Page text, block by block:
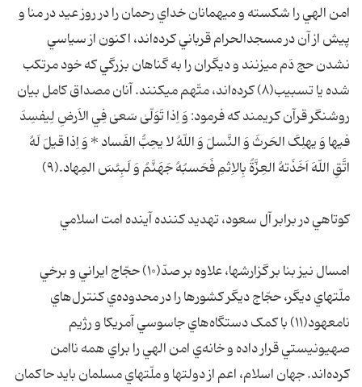
امن الهي را شکسته و ميهمانان خداي رحمان را در روز عيد در منا و
پيش از آن در مسجدالحرام قرباني کرده‌اند، اکنون از سياسي
نشدن حج دَم ميزنند و ديگران را به گناهان بزرگي که خود مرتکب
شده يا تسبيب(۸) کرده‌اند، متّهم ميکنند. آنان مصداق کامل بيان
روشنگر قرآن کريمند که فرمود: وَ اِذا تَوَلّىٰ سَعىٰ فِي الاَرضِ لِيفسِدَ
فيها وَ يهلِکَ الحَرثَ وَ النَّسلَ وَ اللّهُ لا يحِبُّ الفَساد * وَ اِذا قيلَ لَهُ
اتَّقِ اللّهَ اَخَذَتهُ العِزَّةُ بِالاِثمِ فَحَسبُه‌ُ جَهَنَّمُ وَ لَبِئسَ المِهاد.(۹)
کوتاهي در برابر آل سعود، تهديد کننده آينده امت اسلامي
امسال نيز بنا بر گزارشها، علاوه بر صدّ(۱۰) حجّاج ايراني و برخي
ملّتهاي ديگر، حجّاج ديگر کشورها را در محدوده‌ي کنترل‌هاي
نامعهود(۱۱) با کمک دستگاه‌هاي جاسوسي آمريکا و رژيم
صهيونيستي قرار داده و خانه‌ي امن الهي را براي همه ناامن
کرده‌اند. جهان اسلام، اعم از دولتها و ملّتهاي مسلمان بايد حاکمان